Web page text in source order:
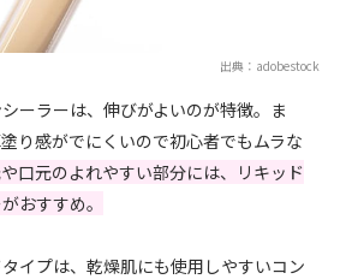
出典：adobestock
ーラーは、伸びがよいのが特徴。ま
り感がでにくいので初心者でもムラな
口元のよれやすい部分には、リキッド
おすすめ。
イプは、乾燥肌にも使用しやすいコン